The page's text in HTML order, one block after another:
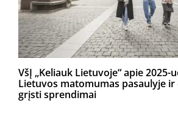
VšĮ „Keliauk Lietuvoje“ apie 2025-
Lietuvos matomumas pasaulyje
grįsti sprendimai